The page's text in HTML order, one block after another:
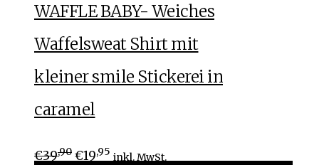
WAFFLE BABY- Weiches
Waffelsweat Shirt mit
kleiner smile Stickerei in
caramel
€39,90 €19,95 inkl. MwSt.